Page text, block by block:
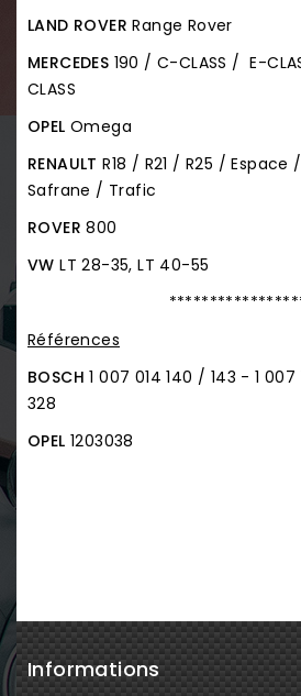
LAND ROVER Range Rover
MERCEDES 190 / C-CLASS / E-
CLASS
OPEL Omega
RENAULTR18 / R21 / R25 /
Safrane / Trafic
ROVER800
VWLT 28-35, LT 40-55
Références
BOSCH 1 007 014 140 / 143 - 1
328
OPEL 1203038
Informations